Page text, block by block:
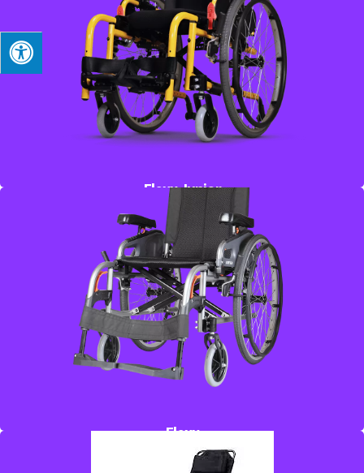
Flexx Junior
כיסא גלגלים קל משקל לילדים
המשתנים של הילד, מעוצב במיוחד עבור ילדים בגיל 7 עד 15
למידע נוסף חייגו
03-5329157
Flexx
כיסא גלגלים אקטיבי
כיסא גלגלים אקטיבי, נוח לשימוש והפעלה הניתן להתאמה בקלות
לפי נוחות המשתמש וצרכיו
למידע נוסף חייגו
03-5329157